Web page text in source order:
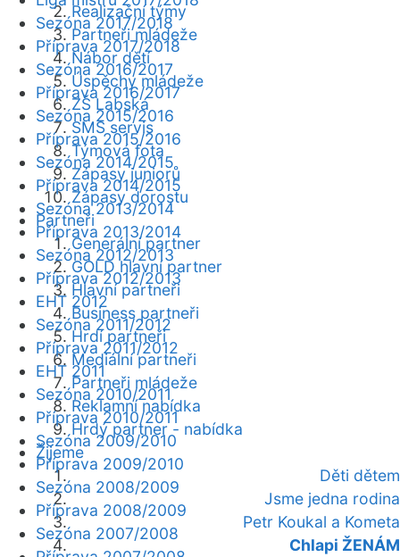
Realizační týmy
Partneři mládeže
Nábor dětí
Úspěchy mládeže
ZŠ Labská
SMS servis
Týmová fota
Zápasy juniorů
Zápasy dorostu
Partneři
Generální partner
GOLD hlavní partner
Hlavní partneři
Business partneři
Hrdí partneři
Mediální partneři
Partneři mládeže
Reklamní nabídka
Hrdý partner - nabídka
Žijeme
Děti dětem
Jsme jedna rodina
Petr Koukal a Kometa
Chlapi ŽENÁM
Sezóna 2017/2018
Příprava 2017/2018
Sezóna 2016/2017
Příprava 2016/2017
Sezóna 2015/2016
Příprava 2015/2016
Sezóna 2014/2015
Příprava 2014/2015
Sezóna 2013/2014
Příprava 2013/2014
Sezóna 2012/2013
Příprava 2012/2013
EHT 2012
Sezóna 2011/2012
Příprava 2011/2012
EHT 2011
Sezóna 2010/2011
Příprava 2010/2011
Sezóna 2009/2010
Příprava 2009/2010
Sezóna 2008/2009
Příprava 2008/2009
Sezóna 2007/2008